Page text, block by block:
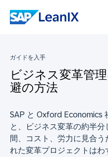
ガイドを入手
ビジネス変革管
避の方法
SAP と Oxford Economics
と、ビジネス変革の約半
間、コスト、労力に見合
れた変革プロジェクトは